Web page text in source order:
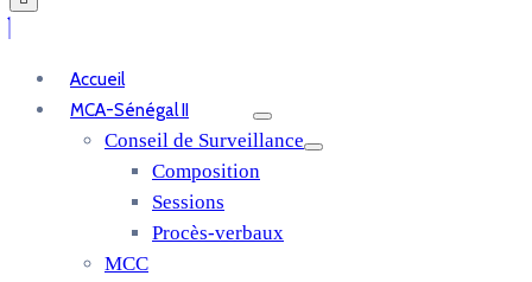
Accueil
MCA-Sénégal II
Conseil de Surveillance
Composition
Sessions
Procès-verbaux
MCC